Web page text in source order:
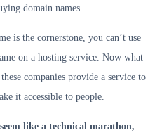
is the cornerstone, you can’t use
on a hosting service. Now what
companies provide a service to
it accessible to people.
like a technical marathon,